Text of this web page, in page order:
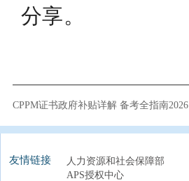
分享。
CPPM证书政府补贴详解 备考全指南2026
友情链接 人力资源和社会保障部
APS授权中心